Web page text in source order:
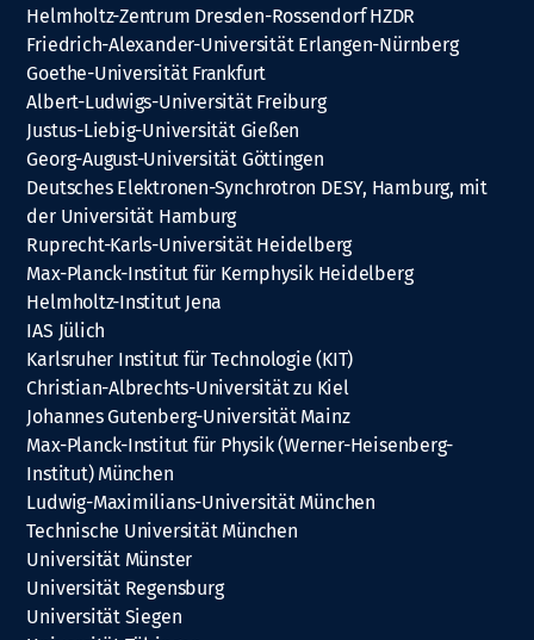
Helmholtz-Zentrum Dresden-Rossendorf HZDR
Friedrich-Alexander-Universität Erlangen-Nürnberg
Goethe-Universität Frankfurt
Albert-Ludwigs-Universität Freiburg
Justus-Liebig-Universität Gießen
Georg-August-Universität Göttingen
Deutsches Elektronen-Synchrotron DESY, Hamburg, mit
der Universität Hamburg
Ruprecht-Karls-Universität Heidelberg
Max-Planck-Institut für Kernphysik Heidelberg
Helmholtz-Institut Jena
IAS Jülich
Karlsruher Institut für Technologie (KIT)
Christian-Albrechts-Universität zu Kiel
Johannes Gutenberg-Universität Mainz
Max-Planck-Institut für Physik (Werner-Heisenberg-
Institut) München
Ludwig-Maximilians-Universität München
Technische Universität München
Universität Münster
Universität Regensburg
Universität Siegen